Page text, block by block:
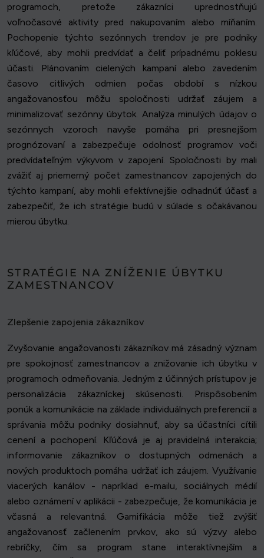
programoch, pretože zákazníci uprednostňujú
voľnočasové aktivity pred nakupovaním alebo míňaním.
Pochopenie týchto sezónnych trendov je pre podniky
kľúčové, aby mohli predvídať a čeliť prípadnému poklesu
účasti. Plánovaním cielených kampaní alebo zavedením
časovo citlivých odmien počas období s nízkou
angažovanosťou môžu spoločnosti udržať záujem a
minimalizovať sezónny úbytok. Analýza minulých údajov o
sezónnych vzoroch navyše pomáha pri presnejšom
prognózovaní a zabezpečuje odolnosť programov voči
predvídateľným výkyvom v zapojení. Spoločnosti by mali
zvážiť aj priemerný počet zamestnancov zapojených do
týchto kampaní, aby mohli efektívnejšie odhadnúť účasť a
zabezpečiť, že ich stratégie budú v súlade s očakávanou
mierou úbytku.
STRATÉGIE NA ZNÍŽENIE ÚBYTKU
ZAMESTNANCOV
Zlepšenie zapojenia zákazníkov
Zvyšovanie angažovanosti zákazníkov má zásadný význam
pre spokojnosť zamestnancov a znižovanie ich úbytku v
programoch odmeňovania. Jedným z účinných prístupov je
personalizácia zákazníckej skúsenosti. Prispôsobením
ponúk a komunikácie na základe individuálnych preferencií a
správania môžu podniky dosiahnuť, aby sa účastníci cítili
cenení a pochopení. Kľúčová je aj pravidelná interakcia;
informovanie zákazníkov o dostupných odmenách a
nových produktoch pomáha udržať ich záujem. Využívanie
viacerých kanálov - napríklad e-mailu, sociálnych médií
alebo oznámení v aplikácii - zabezpečuje, že komunikácia je
včasná a relevantná. Gamifikácia môže tiež zvýšiť
angažovanosť začlenením prvkov, ako sú výzvy alebo
rebríčky, čím sa program stane interaktívnejším a